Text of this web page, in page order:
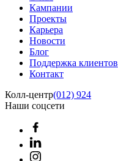
Кампании
Проекты
Карьера
Новости
Блог
Поддержка клиентов
Контакт
Колл-центр(012) 924
Наши соцсети